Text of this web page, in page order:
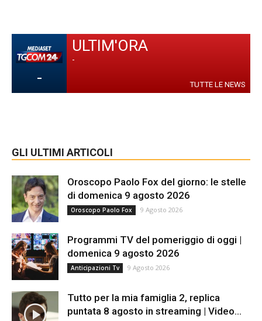
-
ULTIM'ORA
-
TUTTE LE NEWS
GLI ULTIMI ARTICOLI
Oroscopo Paolo Fox del giorno: le stelle
di domenica 9 agosto 2026
Oroscopo Paolo Fox 9 Agosto 2026
Programmi TV del pomeriggio di oggi |
domenica 9 agosto 2026
Anticipazioni Tv 9 Agosto 2026
Tutto per la mia famiglia 2, replica
puntata 8 agosto in streaming | Video...